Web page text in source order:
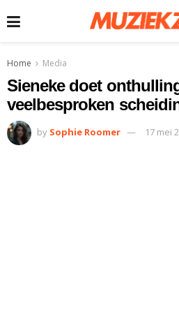
Home Media
Sieneke doet
veelbesproken
by Sophie Roomer 17 mei